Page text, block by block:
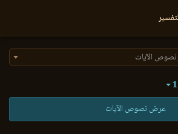
الآيات
1
عرض نصوص الآيات